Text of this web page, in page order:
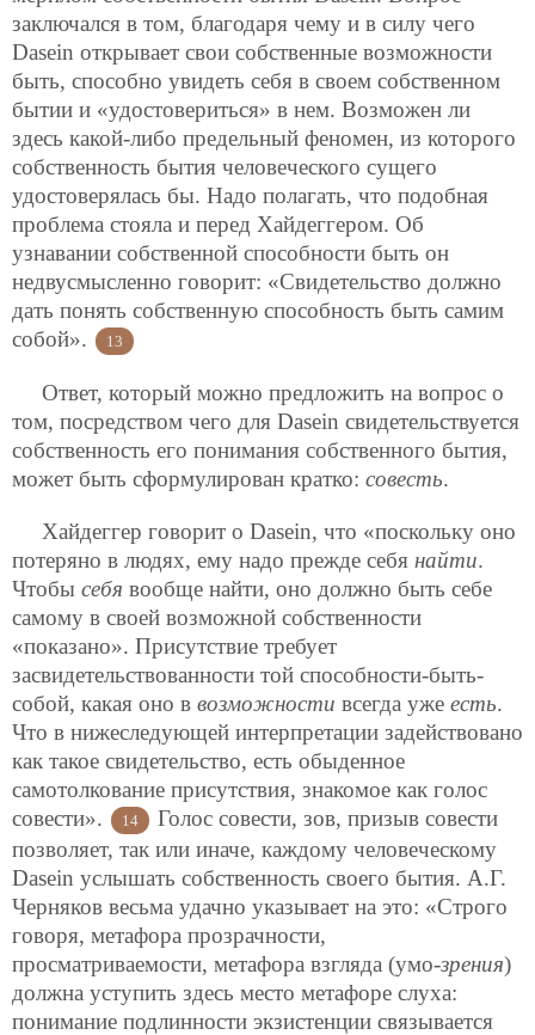
заключался в том, благодаря чему и в силу чего
Dasein открывает свои собственные возможности
быть, способно увидеть себя в своем собственном
бытии и «удостовериться» в нем. Возможен ли
здесь какой-либо предельный феномен, из которого
собственность бытия человеческого сущего
удостоверялась бы. Надо полагать, что подобная
проблема стояла и перед Хайдеггером. Об
узнавании собственной способности быть он
недвусмысленно говорит: «Свидетельство должно
дать понять собственную способность быть самим
собой».
13
Ответ, который можно предложить на вопрос о
том, посредством чего для Dasein свидетельствуется
собственность его понимания собственного бытия,
может быть сформулирован кратко: совесть.
Хайдеггер говорит о Dasein, что «поскольку оно
потеряно в людях, ему надо прежде себя найти.
Чтобы себя вообще найти, оно должно быть себе
самому в своей возможной собственности
«показано». Присутствие требует
засвидетельствованности той способности-быть-
собой, какая оно в возможности всегда уже есть.
Что в нижеследующей интерпретации задействовано
как такое свидетельство, есть обыденное
самотолкование присутствия, знакомое как голос
совести».
14
Голос совести, зов, призыв совести
позволяет, так или иначе, каждому человеческому
Dasein услышать собственность своего бытия. А.Г.
Черняков весьма удачно указывает на это: «Строго
говоря, метафора прозрачности,
просматриваемости, метафора взгляда (умо-зрения)
должна уступить здесь место метафоре слуха:
понимание подлинности экзистенции связывается